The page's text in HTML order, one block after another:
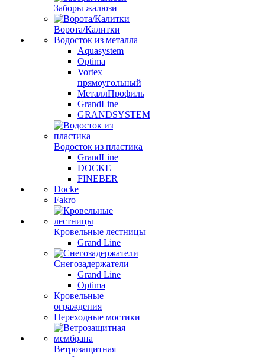
Заборы жалюзи
Ворота/Калитки
Водосток из металла
Aquasystem
Optima
Vortex
прямоугольный
МеталлПрофиль
GrandLine
GRANDSYSTEM
Водосток из пластика
GrandLine
DOCKE
FINEBER
Docke
Fakro
Кровельные лестницы
Grand Line
Снегозадержатели
Grand Line
Optima
Кровельные
ограждения
Переходные мостики
Ветрозащитная